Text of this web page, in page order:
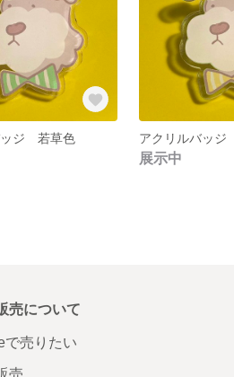
ッジ 若草色 アクリルバッ
展示中
売について
で売りたい
売